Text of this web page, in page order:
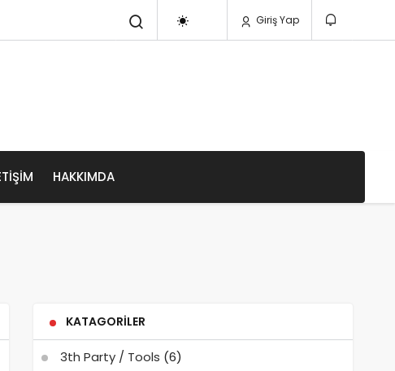
Giriş Yap
HAKKIMDA
KATAGORILER
3th Party / Tools (6)